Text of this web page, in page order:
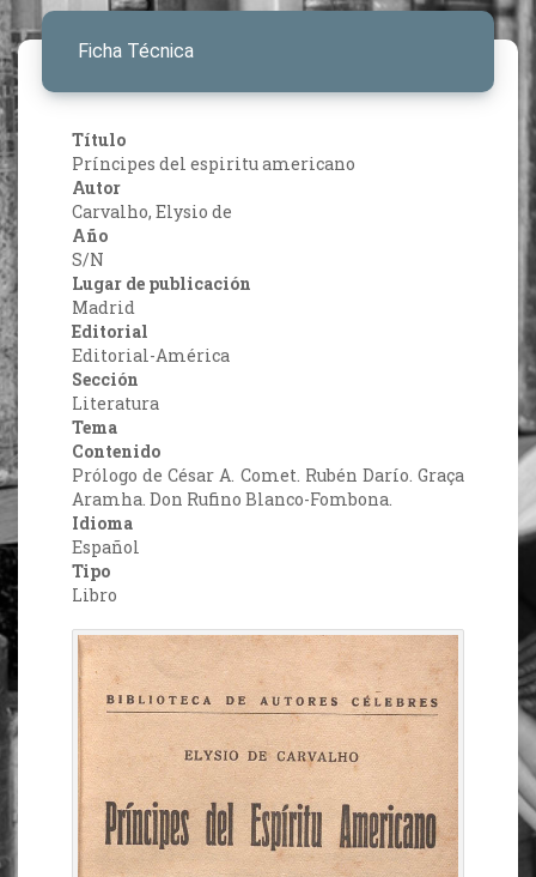
Ficha Técnica
Título
Príncipes del espiritu americano
Autor
Carvalho, Elysio de
Año
S/N
Lugar de publicación
Madrid
Editorial
Editorial-América
Sección
Literatura
Tema
Contenido
Prólogo de César A. Comet. Rubén Darío. Graça
Aramha. Don Rufino Blanco-Fombona.
Idioma
Español
Tipo
Libro